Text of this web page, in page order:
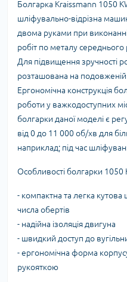
Болгарка Kraissmann 1050
шліфувально-відрізна
двома руками при
робіт по металу середнього
Для підвищення зручності
розташована на подовженій
Ергономічна конструкція
роботи у важкодоступних
болгарки даної моделі є
від 0 до 11 000 об/хв для
наприклад; під час
Особливості болгарки 1050
- компактна та легка
числа обертів
- надійна ізоляція двигуна
- швидкий доступ до
- ергономічна форма
рукояткою